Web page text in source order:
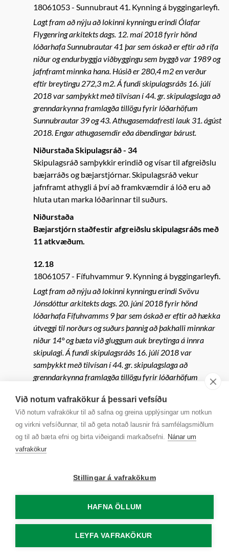
Við notum vafrakökur á þessari vefsíðu
Við notum vafrakökur til að safna og greina upplýsingar um notkun
og virkni vefsíðunnar, til að geta notað lausnir frá samfélagsmiðlum
og til að bæta efni og birta viðeigandi markaðsefni. Nánar um
vafrakökur
Stillingar á vafrakökum
HAFNA ÖLLUM
LEYFA VAFRAKÖKUR
18061053
Sunnubraut 41. Kynning á byggingarleyfi.
Lagt fram að nýju að lokinni kynningu erindi Ólafar
Flygenring arkitekts dags. 12. maí 2018 fyrir hönd
lóðarhafa Sunnubrautar 41 þar sem óskað er eftir að rífa
niður og endurbyggja viðbyggingu sem byggð var 1989 og
jafnframt minnka hana. Húsið er 280,4 m2 en verður
eftir breytingu 272,3 m2. Á fundi skipulagsráðs 16. júlí
2018 var samþykkt með tilvísan í 44. gr. skipulagslaga að
grenndarkynna framlagða tillögu fyrir lóðarhöfum
Sunnubrautar 39 og 43. Athugasemdafresti lauk 31. ágúst
2018. Engar athugasemdir eða ábendingar bárust.
Niðurstaða Skipulagsráð - 34
Skipulagsráð samþykkir erindið og vísar til afgreiðslu
bæjarráðs og bæjarstjórnar. Skipulagsráð vekur
jafnframt athygli á því að framkvæmdir á lóð eru að
hluta utan marka lóðarinnar til suðurs.
Niðurstaða
Bæjarstjórn staðfestir afgreiðslu skipulagsráðs með
11 atkvæðum.
12.18
18061057
Fífuhvammur 9. Kynning á byggingarleyfi.
Lagt fram að nýju að lokinni kynningu erindi Svövu
Jónsdóttur arkitekts dags. 20. júní 2018 fyrir hönd
lóðarhafa Fífuhvamms 9 þar sem óskað er eftir að hækka
útveggi til norðurs og suðurs þannig að þakhalli minnkar
niður 14° og bæta við gluggum auk breytinga á innra
skipulagi. Á fundi skipulagsráðs 16. júlí 2018 var
samþykkt með tilvísan í 44. gr. skipulagslaga að
grenndarkynna framlagða tillögu fyrir lóðarhöfum
Athugasemdafresti lauk 10. september 2018. Engar
athugasemdir eða ábendingar bárust.
Niðurstaða Skipulagsráð - 34
Skipulagsráð samþykkir erindið og vísar til afgreiðslu
bæjarráðs og bæjarstjórnar.
11 atkvæðum.
12.19
Digranesvegur 46. Kynning á
byggingarleyfi.